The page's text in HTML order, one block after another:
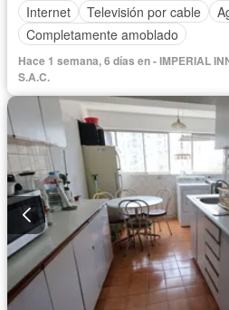
Internet
Televisión por cable
Completamente amoblado
Hace 1 semana, 6 días en - IMPERIAL
S.A.C.